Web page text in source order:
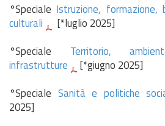
°Speciale Istruzione,
culturali
[*luglio 2025]
°Speciale Territorio,
infrastrutture
[*giugno 2025]
°Speciale Sanità e politiche
2025]